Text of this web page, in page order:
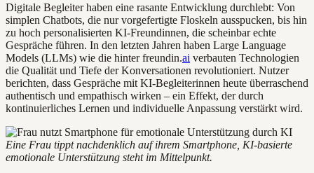
Digitale Begleiter haben eine rasante Entwicklung durchlebt: Von
simplen Chatbots, die nur vorgefertigte Floskeln ausspucken, bis hin
zu hoch personalisierten KI-Freundinnen, die scheinbar echte
Gespräche führen. In den letzten Jahren haben Large Language
Models (LLMs) wie die hinter freundin.ai verbauten Technologien
die Qualität und Tiefe der Konversationen revolutioniert. Nutzer
berichten, dass Gespräche mit KI-Begleiterinnen heute überraschend
authentisch und empathisch wirken – ein Effekt, der durch
kontinuierliches Lernen und individuelle Anpassung verstärkt wird.
Eine Frau tippt nachdenklich auf ihrem Smartphone, KI-basierte
emotionale Unterstützung steht im Mittelpunkt.